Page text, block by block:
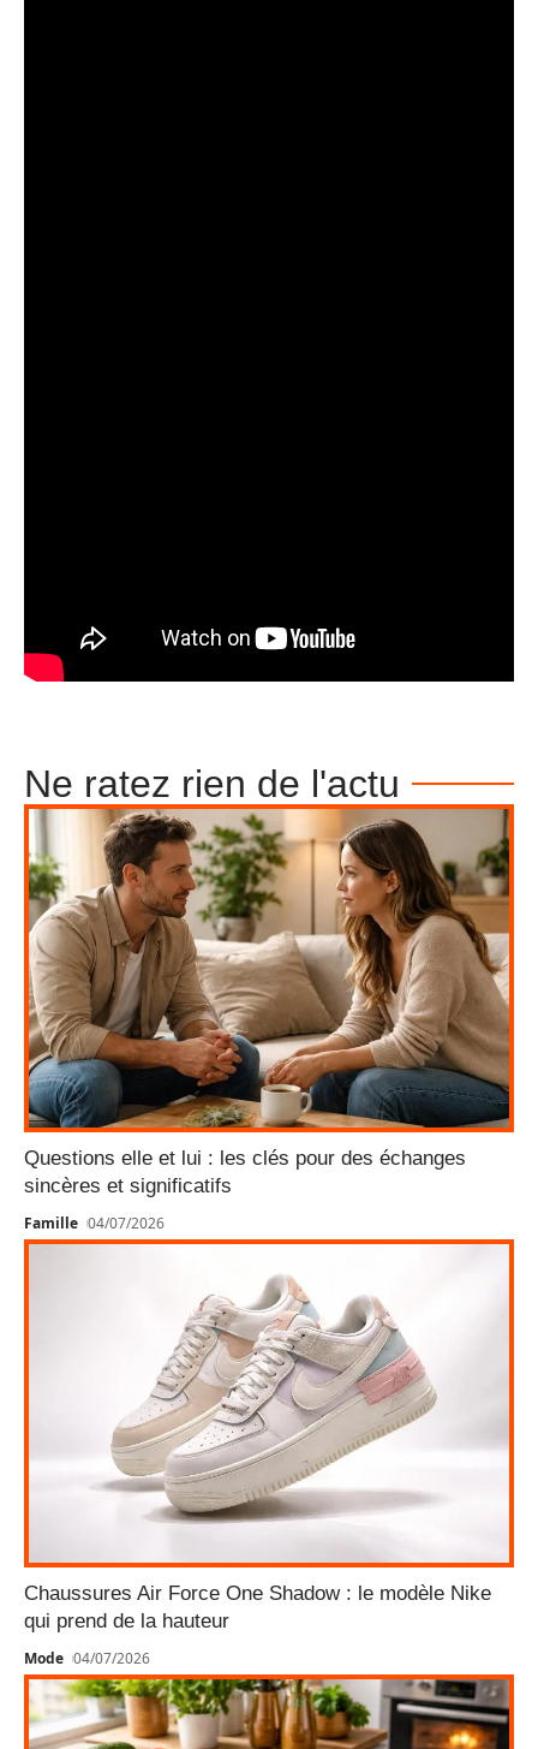
Ne ratez rien de l'actu
Questions elle et lui : les clés pour des échanges
sincères et significatifs
Famille 04/07/2026
Chaussures Air Force One Shadow : le modèle Nike
qui prend de la hauteur
Mode 04/07/2026